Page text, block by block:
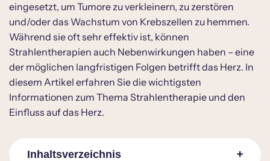
eingesetzt, um Tumore zu verkleinern, zu zerstören
und/oder das Wachstum von Krebszellen zu hemmen.
Während sie oft sehr effektiv ist, können
Strahlentherapien auch Nebenwirkungen haben – eine
der möglichen langfristigen Folgen betrifft das Herz. In
diesem Artikel erfahren Sie die wichtigsten
Informationen zum Thema Strahlentherapie und den
Einfluss auf das Herz.
Inhaltsverzeichnis